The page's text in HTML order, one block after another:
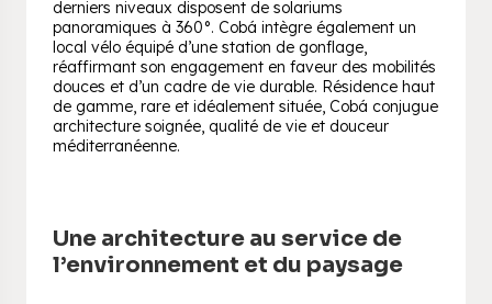
derniers niveaux disposent de solariums
panoramiques à 360°. Cobá intègre également un
local vélo équipé d’une station de gonflage,
réaffirmant son engagement en faveur des mobilités
douces et d’un cadre de vie durable. Résidence haut
de gamme, rare et idéalement située, Cobá conjugue
architecture soignée, qualité de vie et douceur
méditerranéenne.
Une architecture au service de
l’environnement et du paysage